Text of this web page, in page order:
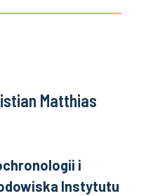
Matthias
i
Instytutu